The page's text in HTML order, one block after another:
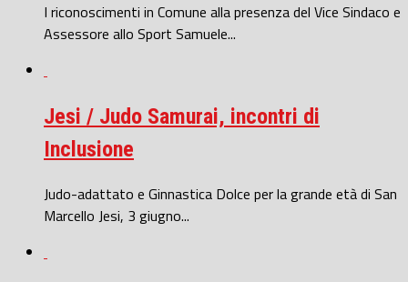
I riconoscimenti in Comune alla presenza del Vice Sindaco e
Assessore allo Sport Samuele...
Jesi / Judo Samurai, incontri di
Inclusione
Judo-adattato e Ginnastica Dolce per la grande età di San
Marcello Jesi, 3 giugno...